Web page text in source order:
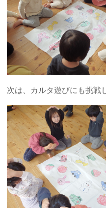
次は、カルタ遊びにも挑戦